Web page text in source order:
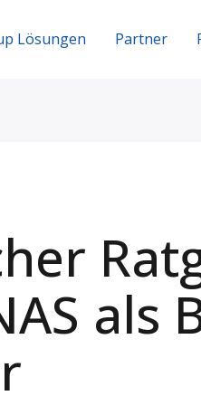
Lösungen Partner
als